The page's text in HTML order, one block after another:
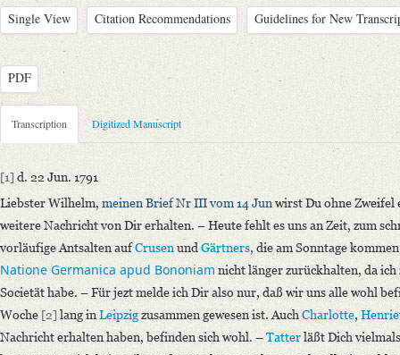
Single View Citation Recommendations Guidelines for New
PDF
Metadata Concerning Header
Sender: Johann Carl Fürchtegott Schlegel
Recipient: August Wilhelm von Schlegel
Place of Destination: Amsterdam GND
Date: 22.06.1791
Notations: Absende- und Empfangsort erschlossen.
Manuscript
Provider: Dresden, Sächsische Landesbibliothek - Staats- und
OAI Id: DE-1a-34097
Transcription Digitized Manuscript
[1] d. 22 Jun. 1791
Liebster Wilhelm, meinen Brief Nr III vom 14 Junwirst Du ohne Zweifel
weitere Nachricht von Dir erhalten. – Heute fehlt es uns an Zeit, zum
vorläufige Antsalten aufCrusenund Gärtners, die am Sonntage
Natione Germanica apud Bononiam nicht länger zurückhalten, da
Societät habe. – Für jezt melde ich Dir also nur, daß wir uns alle wohl
Woche [2] lang inLeipzigzusammen gewesen ist. Auch Charlotte,
Nachricht erhalten haben, befinden sich wohl. –Tatterläßt Dich